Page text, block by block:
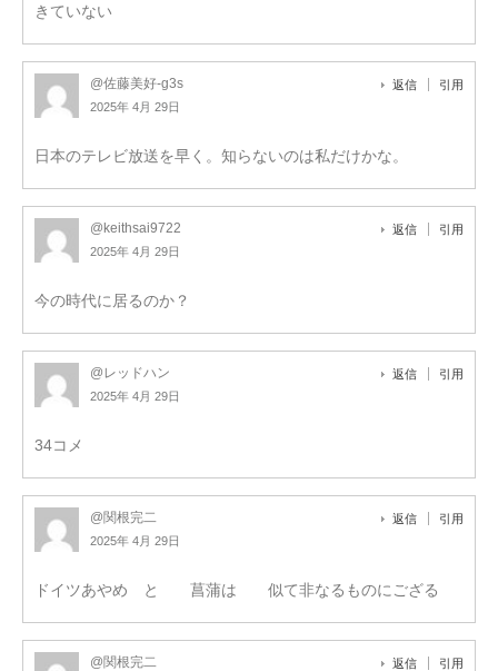
きていない
@佐藤美好-g3s
2025年 4月 29日
返信 引用
日本のテレビ放送を早く。知らないのは私だけかな。
@keithsai9722
2025年 4月 29日
返信 引用
今の時代に居るのか？
@レッドハン
2025年 4月 29日
返信 引用
34コメ
@関根完二
2025年 4月 29日
返信 引用
ドイツあやめ と 菖蒲は 似て非なるものにござる
@関根完二 返信 引用